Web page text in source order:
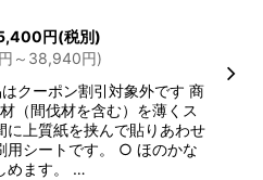
円(税別)
円 ～38,940円)
クーポン割引対象外です 商
（間伐材を含む）を薄くス
に上質紙を挟んで貼りあわせ
用シートです。 ○ ほのかな
めます。 …